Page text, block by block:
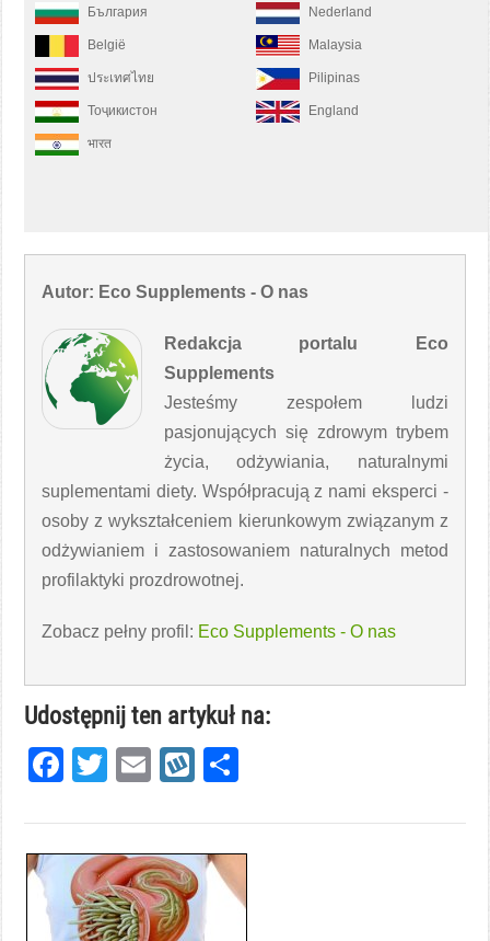
България Nederland
België Malaysia
ประเทศไทย Pilipinas
Тоҷикистон England
भारत
Autor: Eco Supplements - O nas
Redakcja portalu Eco
Supplements
Jesteśmy zespołem ludzi
pasjonujących się zdrowym trybem
życia, odżywiania, naturalnymi
suplementami diety. Współpracują z nami eksperci -
osoby z wykształceniem kierunkowym związanym z
odżywianiem i zastosowaniem naturalnych metod
profilaktyki prozdrowotnej.
Zobacz pełny profil: Eco Supplements - O nas
Udostępnij ten artykuł na:
Facebook
Twitter
EmailWykop